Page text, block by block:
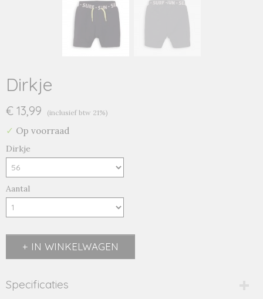
Dirkje
€ 13,99 (inclusief btw 21%)
✓ Op voorraad
Dirkje
Aantal
IN WINKELWAGEN
Specificaties